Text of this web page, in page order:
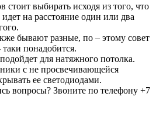
стоит выбирать исходя из того, что
на расстояние один или два
бывают разные, по – этому совет
понадобится.
для натяжного потолка.
с не просвечивающейся
ее светодиодами.
вопросы? Звоните по телефону +7